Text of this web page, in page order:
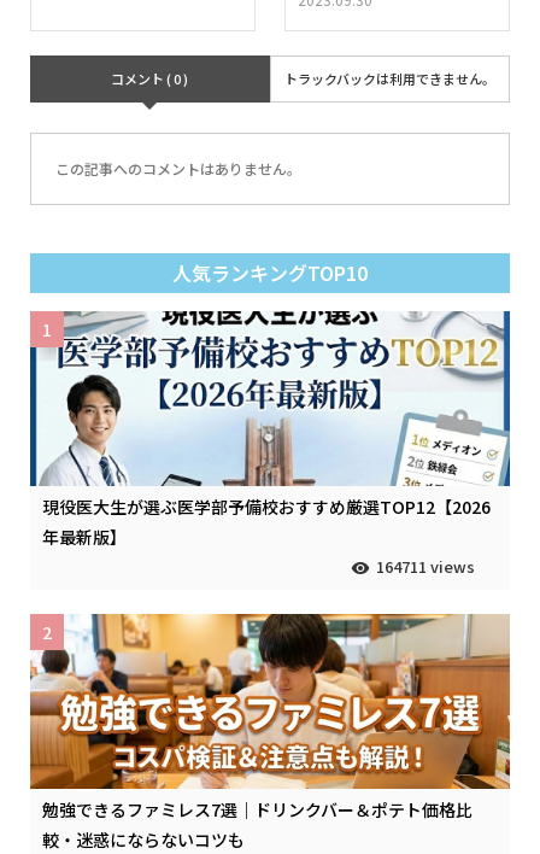
コメント ( 0 ) トラックバックは利用できません。
この記事へのコメントはありません。
人気ランキングTOP10
現役医大生が選ぶ医学部予備校おすすめ厳選TOP12【2026
年最新版】
164711 views
1
勉強できるファミレス7選｜ドリンクバー＆ポテト価格比
較・迷惑にならないコツも
2